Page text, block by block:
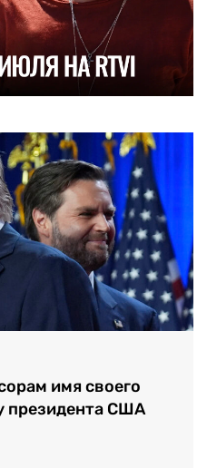
имя своего
президента США